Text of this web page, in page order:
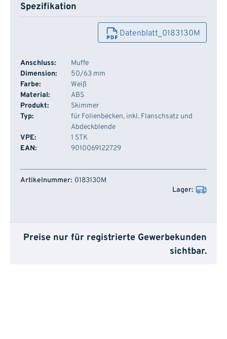
Spezifikation
Datenblatt_0183130M
Anschluss:
Muffe
Dimension:
50/63 mm
Farbe:
Weiß
Material:
ABS
Produkt:
Skimmer
Typ:
für Folienbecken, inkl. Flanschsatz und
Abdeckblende
VPE:
1 STK
EAN:
9010069122729
Artikelnummer Lager
0183130M
Preise nur für registrierte Gewerbekunden
sichtbar.